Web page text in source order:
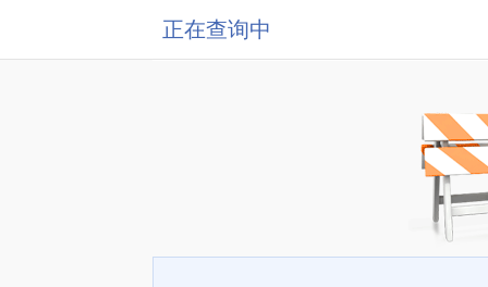
正在查询中